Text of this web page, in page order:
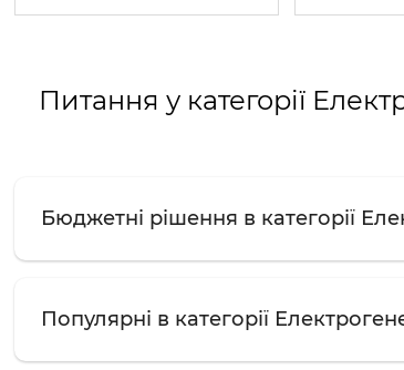
Питання у категорії
Бюджетні рішення в категорії
Популярні в категорії